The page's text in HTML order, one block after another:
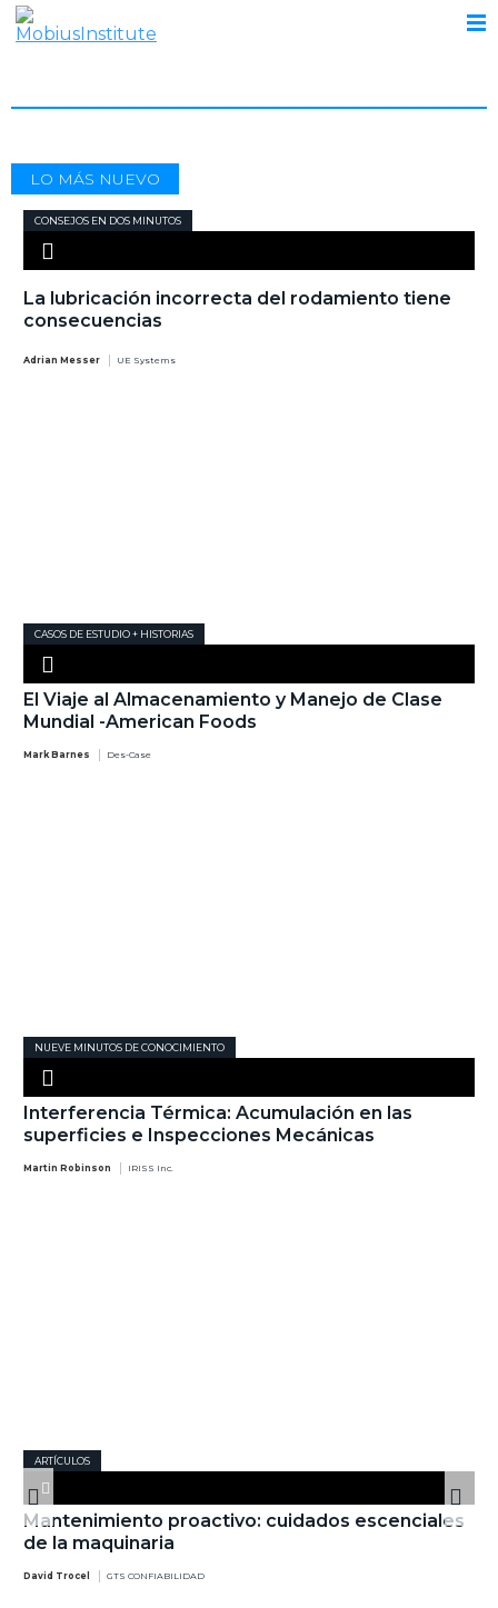
LO MÁS NUEVO
CONSEJOS EN DOS MINUTOS
La lubricación incorrecta del rodamiento tiene
consecuencias
Adrian Messer UE Systems
CASOS DE ESTUDIO + HISTORIAS
El Viaje al Almacenamiento y Manejo de Clase
Mundial -American Foods
Mark Barnes Des-Case
NUEVE MINUTOS DE CONOCIMIENTO
Interferencia Térmica: Acumulación en las
superficies e Inspecciones Mecánicas
Martin Robinson IRISS Inc.
ARTÍCULOS
Mantenimiento proactivo: cuidados escenciales
de la maquinaria
David Trocel GTS CONFIABILIDAD